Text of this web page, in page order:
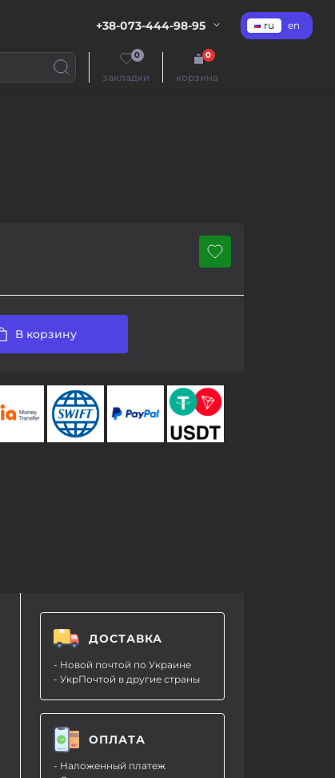
+38-073-444-98-95 ru en
закладки
0
корзина
0
В корзину
ДОСТАВКА
- Новой почтой по Украине
- УкрПочтой в другие страны
ОПЛАТА
- Наложенный платеж